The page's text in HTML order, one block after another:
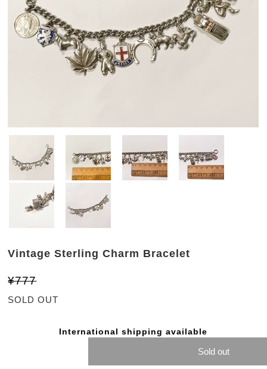
Vintage Sterling Charm Bracelet
¥777
SOLD OUT
International shipping available
Sold out